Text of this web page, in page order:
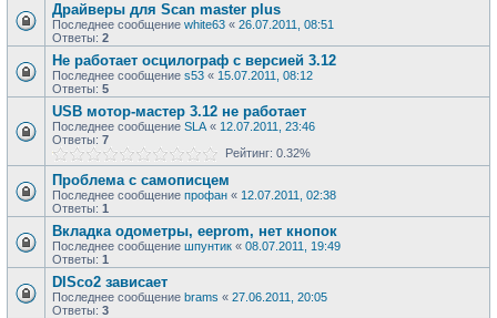
Драйверы для Scan master plus
Последнее сообщение white63 « 26.07.2011, 08:51
Ответы: 2
Не работает осцилограф с версией 3.12
Последнее сообщение s53 « 15.07.2011, 08:12
Ответы: 5
USB мотор-мастер 3.12 не работает
Последнее сообщение SLA « 12.07.2011, 23:46
Ответы: 7
Рейтинг: 0.32%
Проблема с самописцем
Последнее сообщение профан « 12.07.2011, 02:38
Ответы: 1
Вкладка одометры, eeprom, нет кнопок
Последнее сообщение шпунтик « 08.07.2011, 19:49
Ответы: 1
DISco2 зависает
Последнее сообщение brams « 27.06.2011, 20:05
Ответы: 3